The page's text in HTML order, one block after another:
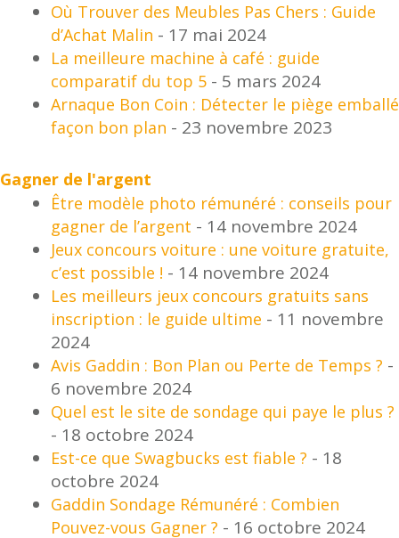
Où Trouver des Meubles Pas Chers : Guide
d’Achat Malin - 17 mai 2024
La meilleure machine à café : guide
comparatif du top 5 - 5 mars 2024
Arnaque Bon Coin : Détecter le piège emballé
façon bon plan - 23 novembre 2023
Gagner de l'argent
Être modèle photo rémunéré : conseils pour
gagner de l’argent - 14 novembre 2024
Jeux concours voiture : une voiture gratuite,
c’est possible ! - 14 novembre 2024
Les meilleurs jeux concours gratuits sans
inscription : le guide ultime - 11 novembre
2024
Avis Gaddin : Bon Plan ou Perte de Temps ? -
6 novembre 2024
Quel est le site de sondage qui paye le plus ?
- 18 octobre 2024
Est-ce que Swagbucks est fiable ? - 18
octobre 2024
Gaddin Sondage Rémunéré : Combien
Pouvez-vous Gagner ? - 16 octobre 2024